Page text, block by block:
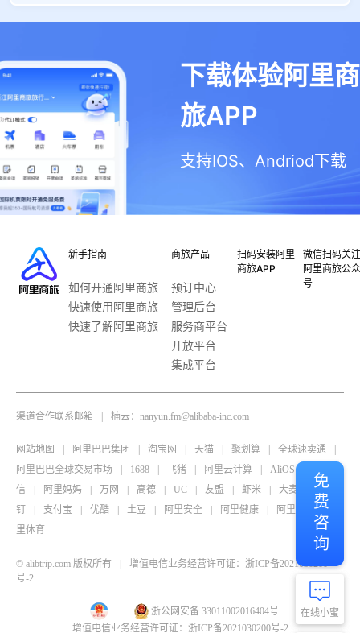
下载体验阿里商
旅APP
支持IOS、Andriod下载
免费咨询
在线小蜜
新手指南
如何开通阿里商旅
快速使用阿里商旅
快速了解阿里商旅
商旅产品
预订中心
管理后台
服务商平台
开放平台
集成平台
扫码安装阿里
商旅APP
微信扫码关
阿里商旅公
号
渠道合作联系邮箱 楠云：nanyun.fm@alibaba-inc.com
网站地图 阿里巴巴集团 淘宝网 天猫 聚划算 全球速卖通
阿里巴巴全球交易市场
1688 飞猪 阿里云计算 AliOS
阿里通
信
阿里妈妈 万网 高德 UC 友盟 虾米 大麦
钉
钉
支付宝 优酷 土豆 阿里安全 阿里健康 阿里影业 |
里体育
© alibtrip.com 版权所有
增值电信业务经营许可证：浙ICP备2021030200
号-2
浙公网安备 33011002016404号
增值电信业务经营许可证：浙ICP备2021030200号-2
免费咨询
在线小蜜